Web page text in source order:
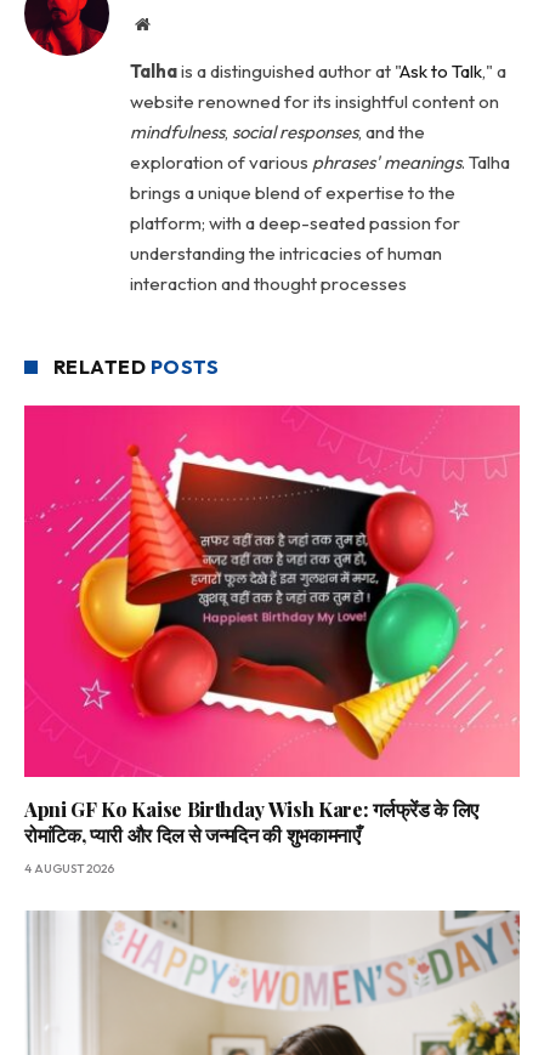
Website
Talhais a distinguished author at "Ask to Talk," a
website renowned for its insightful content on
mindfulness, social responses, and the
exploration of various phrases' meanings. Talha
brings a unique blend of expertise to the
platform; with a deep-seated passion for
understanding the intricacies of human
interaction and thought processes
RELATED POSTS
Apni GF Ko Kaise Birthday Wish Kare: गर्लफ्रेंड के लिए
रोमांटिक, प्यारी और दिल से जन्मदिन की शुभकामनाएँ
4 AUGUST 2026